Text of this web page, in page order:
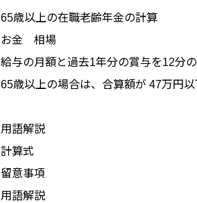
65歳以上の在職老齢年金の計算
お金 相場
給与の月額と過去1年分の賞与を12分
65歳以上の場合は、合算額が 47万円
用語解説
計算式
留意事項
用語解説